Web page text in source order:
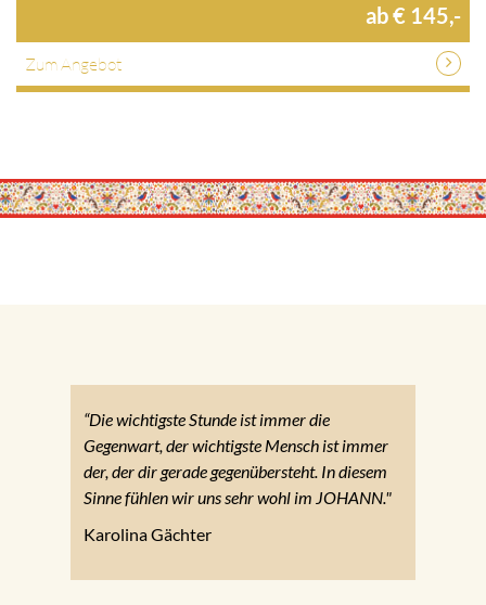
ab € 145,-
Zum Angebot
“Die wichtigste Stunde ist immer die
Gegenwart, der wichtigste Mensch ist immer
der, der dir gerade gegenübersteht. In diesem
Sinne fühlen wir uns sehr wohl im JOHANN."
Karolina Gächter